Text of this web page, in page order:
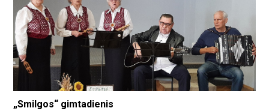
„Smilgos“ gimtadienis